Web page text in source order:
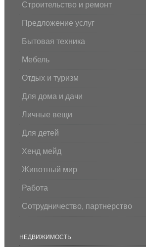
Строительство и ремонт
Предложение услуг
Бытовая техника
Мебель
Отдых и туризм
Для дома и дачи
Личные вещи
Для детей
Хенд мейд
Животный мир
Работа
Сотрудничество, партнерство
НЕДВИЖИМОСТЬ